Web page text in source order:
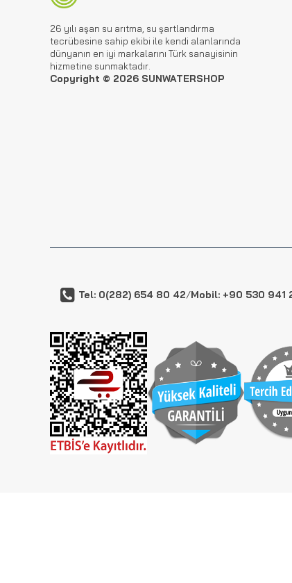
26 yılı aşan su arıtma, su şartlandırma
tecrübesine sahip ekibi ile kendi alanlarında
dünyanın en iyi markalarını Türk sanayisinin
hizmetine sunmaktadır.
Copyright © 2026 SUNWATERSHOP
Tel: 0(282) 654 80 42/Mobil: +90 530 941